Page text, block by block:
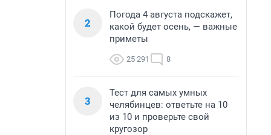
2
Погода 4 августа подскажет,
какой будет осень, — важные
приметы
25 291 8
3
Тест для самых умных
челябинцев: ответьте на 10
из 10 и проверьте свой
кругозор